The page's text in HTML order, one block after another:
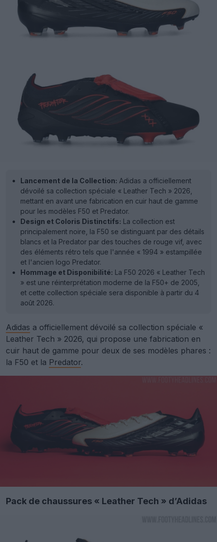
Lancement de la Collection: Adidas a officiellement
dévoilé sa collection spéciale « Leather Tech » 2026,
mettant en avant une fabrication en cuir haut de gamme
pour les modèles F50 et Predator.
Design et Coloris Distinctifs: La collection est
principalement noire, la F50 se distinguant par des détails
blancs et la Predator par des touches de rouge vif, avec
des éléments rétro tels que l'année « 1994 » estampillée
et l'ancien logo Predator.
Hommage et Disponibilité: La F50 2026 « Leather Tech
» est une réinterprétation moderne de la F50+ de 2005,
et cette collection spéciale sera disponible à partir du 4
août 2026.
Adidas a officiellement dévoilé sa collection spéciale «
Leather Tech » 2026, qui propose une fabrication en
cuir haut de gamme pour deux de ses modèles phares :
la F50 et la Predator.
Pack de chaussures « Leather Tech » d’Adidas